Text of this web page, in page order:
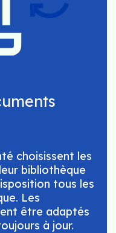
choisissent les
bibliothèque
tous les
Les
être adaptés
à jour.